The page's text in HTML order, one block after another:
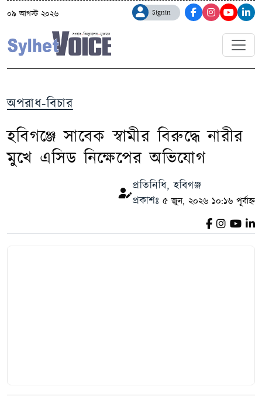
০৯ আগস্ট ২০২৬ Signin
অপরাধ-বিচার
হবিগঞ্জে সাবেক স্বামীর বিরুদ্ধে নারীর
মুখে এসিড নিক্ষেপের অভিযোগ
প্রতিনিধি, হবিগঞ্জ
প্রকাশঃ ৫ জুন, ২০২৬ ১০:১৬ পূর্বাহ্ন